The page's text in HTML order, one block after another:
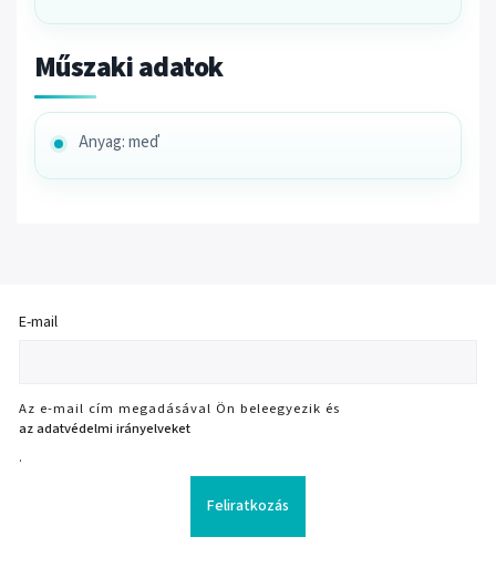
Műszaki adatok
Anyag: meď
E-mail
Az e-mail cím megadásával Ön beleegyezik és
az adatvédelmi irányelveket
.
Feliratkozás